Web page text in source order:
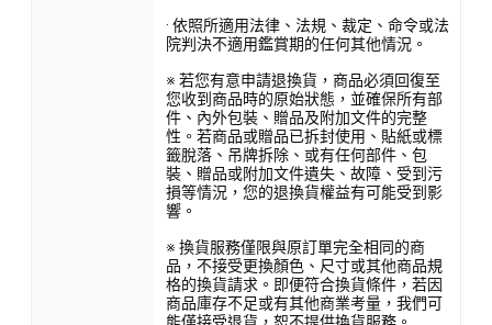
· 依照所適用法律、法規、裁定、命令或法
院判決不適用鑑賞期的任何其他情況。
※ 若您有意申請退換貨，商品必須回復至
您收到商品時的原始狀態，並確保所有部
件、內外包裝、贈品及附加文件的完整
性。若商品或贈品已拆封使用、貼紙或標
籤脫落、吊牌拆除、或有任何部件、包
裝、贈品或附加文件遺失、故障、受到污
損等情況，您的退換貨權益有可能受到影
響。
※ 換貨服務僅限與原訂單完全相同的商
品，不接受更換顏色、尺寸或其他商品規
格的換貨請求。即便符合換貨條件，若因
商品庫存不足或有其他商業考量，我們可